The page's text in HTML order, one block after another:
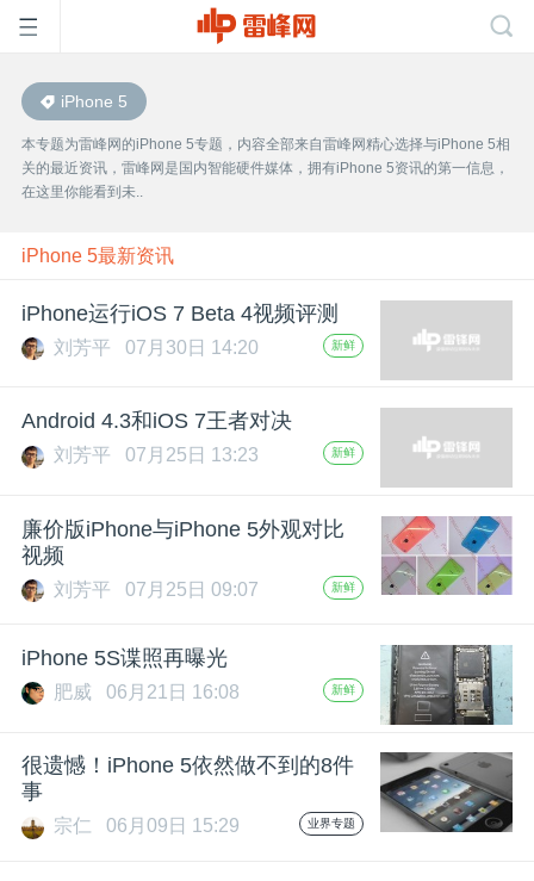
首
页
雷
峰
公
开
活
动
中
iPhone 5
本专题为雷峰网的iPhone 5专题，内容全部来自雷峰网精心选择与iPhone 5相
关的最近资讯，雷峰网是国内智能硬件媒体，拥有iPhone 5资讯的第一信息，
在这里你能看到未..
iPhone 5最新资讯
iPhone运行iOS 7 Beta 4视频评测
刘芳平 07月30日 14:20 新鲜
Android 4.3和iOS 7王者对决
刘芳平 07月25日 13:23 新鲜
廉价版iPhone与iPhone 5外观对比
视频
刘芳平 07月25日 09:07 新鲜
iPhone 5S谍照再曝光
肥威 06月21日 16:08 新鲜
很遗憾！iPhone 5依然做不到的8件
事
宗仁 06月09日 15:29 业界专题